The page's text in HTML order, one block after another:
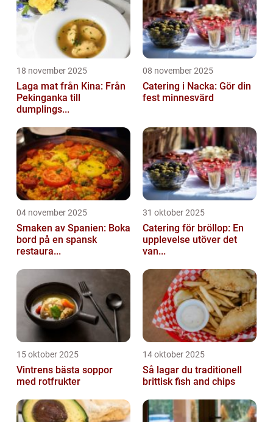
18 november 2025
Laga mat från Kina: Från
Pekinganka till
dumplings...
08 november 2025
Catering i Nacka: Gör din
fest minnesvärd
04 november 2025
Smaken av Spanien: Boka
bord på en spansk
restaura...
31 oktober 2025
Catering för bröllop: En
upplevelse utöver det
van...
15 oktober 2025
Vintrens bästa soppor
med rotfrukter
14 oktober 2025
Så lagar du traditionell
brittisk fish and chips